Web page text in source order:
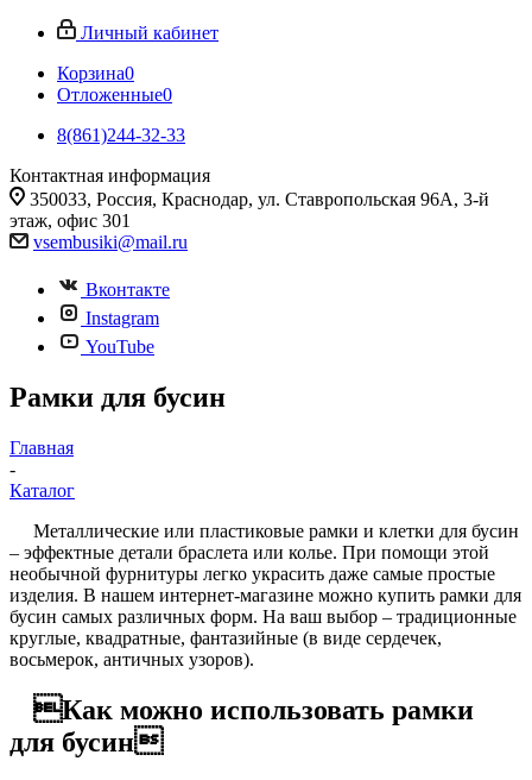
Личный кабинет
Корзина0
Отложенные0
8(861)244-32-33
Контактная информация
350033, Россия, Краснодар, ул. Ставропольская 96А, 3-й
этаж, офис 301
vsembusiki@mail.ru
Вконтакте
Instagram
YouTube
Рамки для бусин
Главная
-
Каталог
Металлические или пластиковые рамки и клетки для бусин
– эффектные детали браслета или колье. При помощи этой
необычной фурнитуры легко украсить даже самые простые
изделия. В нашем интернет-магазине можно купить рамки для
бусин самых различных форм. На ваш выбор – традиционные
круглые, квадратные, фантазийные (в виде сердечек,
восьмерок, античных узоров).
Как можно использовать рамки
для бусин